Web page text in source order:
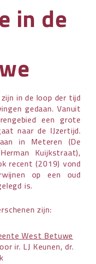
in de
in de loop der tijd
gedaan. Vanuit
een grote
naar de IJzertijd.
in Meteren (De
Kuijkstraat),
recent (2019) vond
op een oud
is.
zijn:
West Betuwe
ir. LJ Keunen, dr.